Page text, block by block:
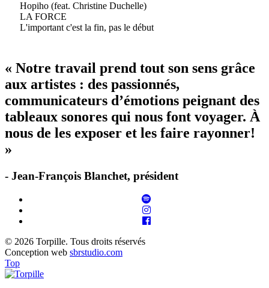
Hopiho (feat. Christine Duchelle)
LA FORCE
L'important c'est la fin, pas le début
« Notre travail prend tout son sens grâce
aux artistes : des passionnés,
communicateurs d’émotions peignant des
tableaux sonores qui nous font voyager. À
nous de les exposer et les faire rayonner!
»
- Jean-François Blanchet, président
© 2026 Torpille. Tous droits réservés
Conception web sbrstudio.com
Top